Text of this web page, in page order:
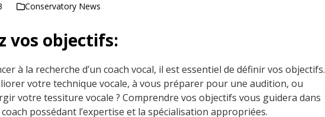
Conservatory News
vos objectifs:
à la recherche d’un coach vocal, il est essentiel de définir vos objectifs.
votre technique vocale, à vous préparer pour une audition, ou
votre tessiture vocale ? Comprendre vos objectifs vous guidera dans
coach possédant l’expertise et la spécialisation appropriées.